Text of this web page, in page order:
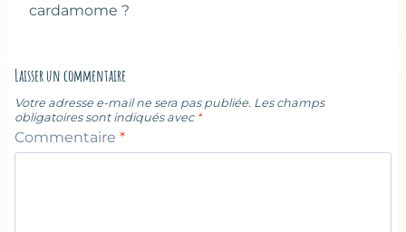
cardamome ?
Laisser un commentaire
Votre adresse e-mail ne sera pas publiée. Les champs
obligatoires sont indiqués avec *
Commentaire *